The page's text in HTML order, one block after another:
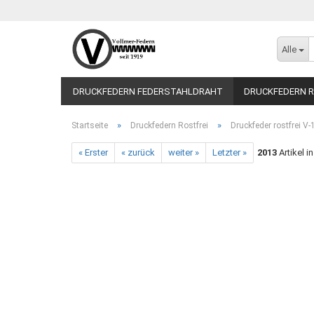
Alle
DRUCKFEDERN FEDERSTAHLDRAHT DRUCKFEDERN
Startseite » Druckfedern Rostfrei » Druckfeder rostfrei
« Erster « zurück weiter » Letzter » 2013 Artikel